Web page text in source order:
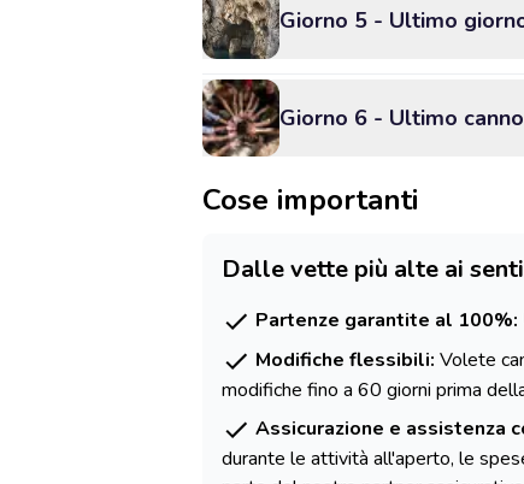
Giorno 5 - Ultimo
Giorno 6 - Ultimo
Cose importanti
Dalle vette più alte ai
Partenze garantite al 100%:
Modifiche flessibili: Volete
modifiche fino a 60 giorni prima
Assicurazione e assistenza
durante le attività all'aperto, le